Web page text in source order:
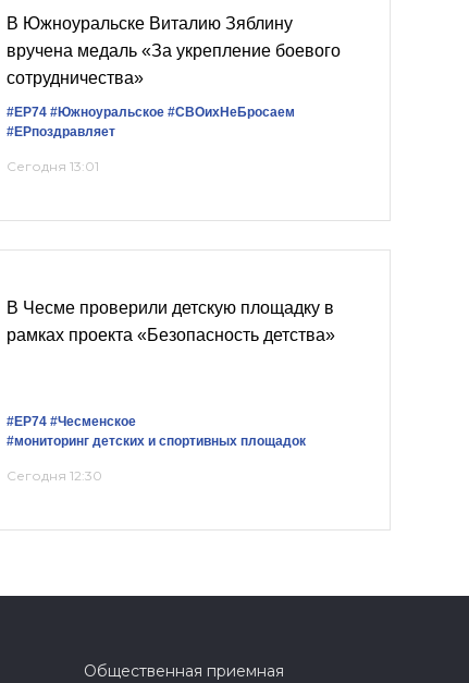
В Южноуральске Виталию Зяблину
вручена медаль «За укрепление боевого
сотрудничества»
#ЕР74 #Южноуральское #СВОихНеБросаем
#ЕРпоздравляет
Сегодня 13:01
В Чесме проверили детскую площадку в
рамках проекта «Безопасность детства»
#ЕР74 #Чесменское
#мониторинг детских и спортивных площадок
Сегодня 12:30
Общественная приемная